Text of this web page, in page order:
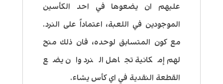
عليهم ان يضعوها في احد الكأسين
الموجودين في اللعبة، اعتماداً على النرد.
مع كون المتسابق لوحده، فان ذلك منح
لهم إمكانية تجاهل النرد وان يضع
القطعة النقدية في اي كأس يشاء.